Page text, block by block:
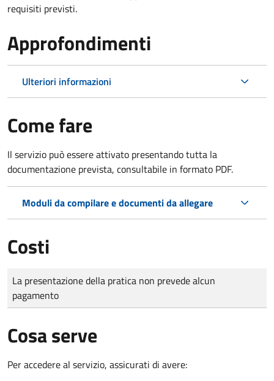
requisiti previsti.
Approfondimenti
Ulteriori informazioni
Come fare
Il servizio può essere attivato presentando tutta la
documentazione prevista, consultabile in formato PDF.
Moduli da compilare e documenti da allegare
Costi
Tipo di pagamento
Importo
La presentazione della pratica non prevede alcun
pagamento
Cosa serve
Per accedere al servizio, assicurati di avere: